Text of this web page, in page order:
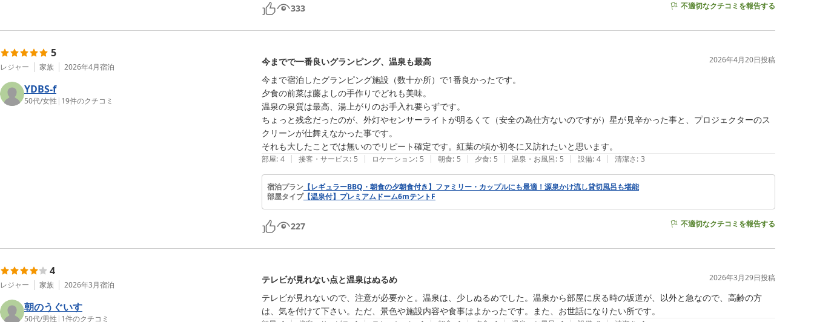
333 不適切なクチコミを報告する
5
レジャー 家族 2026年4月宿泊
YDBS-f
50代/女性 | 19件のクチコミ
今までで一番良いグランピング、温泉も最高 2026年4月20日投稿
今まで宿泊したグランピング施設（数十か所）で1番良かったです。
夕食の前菜は藤よしの手作りでどれも美味。
温泉の泉質は最高、湯上がりのお手入れ要らずです。
ちょっと残念だったのが、外灯やセンサーライトが明るくて（安全の為仕方ないのですが）星が見辛かった事と、プロジェクターのス
クリーンが仕舞えなかった事です。
それも大したことでは無いのでリピート確定です。紅葉の頃か初冬に又訪れたいと思います。
部屋: 4 | 接客・サービス: 5 | ロケーション: 5 | 朝食: 5 | 夕食: 5 | 温泉・お風呂: 5 | 設備: 4 | 清潔さ: 3
宿泊プラン 【レギュラーBBQ・朝食の夕朝食付き】ファミリー・カップルにも最適！源泉かけ流し貸切風呂も堪能
部屋タイプ【温泉付】プレミアムドーム6mテントF
227 不適切なクチコミを報告する
4
レジャー 家族 2026年3月宿泊
朝のうぐいす
50代/男性 | 1件のクチコミ
テレビが見れない点と温泉はぬるめ 2026年3月29日投稿
テレビが見れないので、注意が必要かと。温泉は、少しぬるめでした。温泉から部屋に戻る時の坂道が、以外と急なので、高齢の方
は、気を付けて下さい。ただ、景色や施設内容や食事はよかったです。また、お世話になりたい所です。